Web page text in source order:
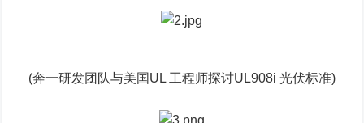
(奔一研发团队与美国UL 工程师探讨UL908i 光伏标准)